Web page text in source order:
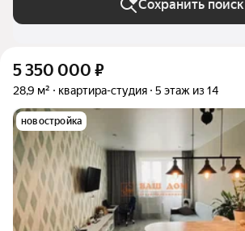
Сохранить поиск
5 350 000 ₽
28,9 м² квартира-студия 5 этаж из 14
новостройка